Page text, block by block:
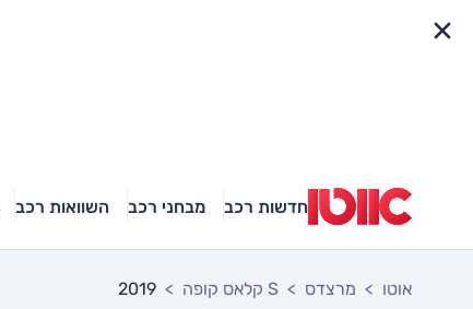
חדשות רכב מבחני רכב השוואות רכב
אוטו מרצדס S קלאס קופה 2019